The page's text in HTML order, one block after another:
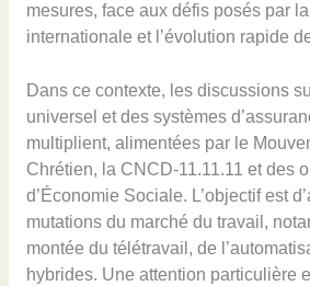
mesures, face aux défis posés par
internationale et l’évolution rapide
Dans ce contexte, les discussions
universel et des systèmes
multiplient, alimentées par le
Chrétien, la CNCD-11.11.11 et des
d’Économie Sociale. L’objectif est
mutations du marché du travail,
montée du télétravail, de
hybrides. Une attention particulière